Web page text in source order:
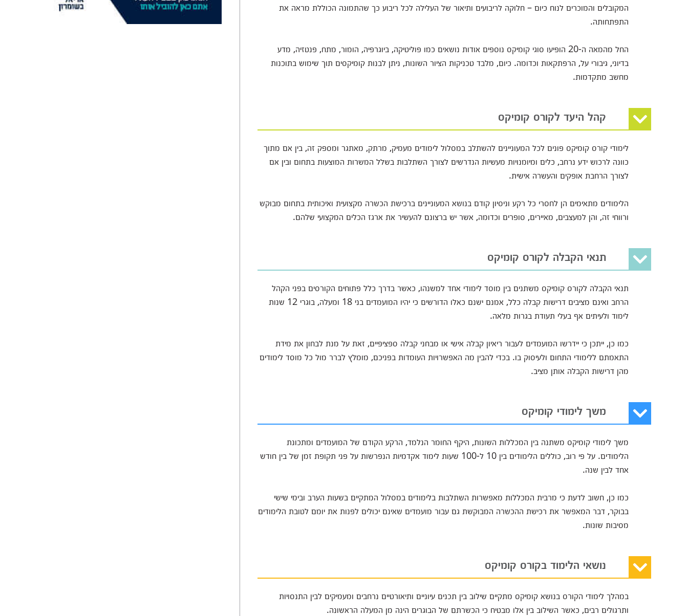
המקובלים והמוכרים לנוח כיום – חלוקה לריבועים ותיאור של העלילה לכל ריבוע כך שהתמונה הכוללת מראה את
התפתחותה.
החל מהמאה ה-20 הופיעו סוגי קומיקס נוספים אודות נושאים כמו פוליטיקה, ביוגרפיה, הומור, מתח, פנטזיה, מדע
בדיוני, גיבורי על, הרפתקאות וכדומה. כיום, מלבד טכניקות הציור השונות, ניתן לבנות קומיקסים תוך שימוש בתוכנות
מחשב מתקדמות.
קהל היעד לקורס קומיקס
לימודי קורס קומיקס פונים לכל המעוניינים להשתלב במסלול לימודים מעמיק, מרתק, מאתגר ומספק זה, בין אם מתוך
כוונה לרכוש ידע נרחב, כלים ומיומנויות מעשיות הנדרשים לצורך השתלבות בשלל המשרות המוצעות בתחום ובין אם
לצורך הרחבת אופקים והעשרה אישית.
הלימודים מתאימים הן לחסרי כל רקע וניסיון קודם בנושא המעוניינים ברכישת הכשרה מקצועית ואיכותית בתחום מבוקש
ורווחי זה, והן למעצבים, מאיירים, סופרים וכדומה, אשר יש ברצונם להעשיר את ארגז הכלים המקצועי שלהם.
תנאי הקבלה לקורס קומיקס
תנאי הקבלה לקורס קומיקס משתנים בין מוסד לימודי אחד למשנהו, כאשר בדרך כלל פתוחים הקורסים בפני הקהל
הרחב ואינם מציבים דרישות קבלה כלל, אמנם ישנם כאלו הדורשים כי יהיו המועמדים בני 18 ומעלה, בוגרי 12 שנות
לימוד ולעיתים אף בעלי תעודת בגרות מלאה.
כמו כן, ייתכן כי יידרשו המועמדים לעבור ריאיון קבלה אישי או מבחני קבלה ספציפיים, זאת על מנת לבחון את מידת
התאמתם ללימודי התחום ולעיסוק בו. בכדי להבין מה האפשרויות העומדות בפניכם, מומלץ לברר מול כל מוסד לימודים
מהן דרישות הקבלה אותן מציב.
משך לימודי קומיקס
משך לימודי קומיקס משתנה בין המכללות השונות, היקף החומר הנלמד, הרקע הקודם של המועמדים ומתכונת
הלימודים. על פי רוב, כוללים הלימודים בין 10 ל-100 שעות לימוד אקדמיות הנפרשות על פני תקופת זמן של בין חודש
אחד לבין שנה.
כמו כן, חשוב לדעת כי מרבית המכללות מאפשרות השתלבות בלימודים במסלול המתקיים בשעות הערב ובימי שישי
בבוקר, דבר המאפשר את רכישת ההכשרה המבוקשת גם עבור מועמדים שאינם יכולים לפנות את יומם לטובת הלימודים
מסיבות שונות.
נושאי הלימוד בקורס קומיקס
במהלך לימודי הקורס בנושא קומיקס מתקיים שילוב בין תכנים עיוניים ותיאורטיים נרחבים ומעמיקים לבין התנסויות
ותרגולים רבים, כאשר השילוב בין אלו מבטיח כי הכשרתם של הבוגרים הינה מן המעלה הראשונה.